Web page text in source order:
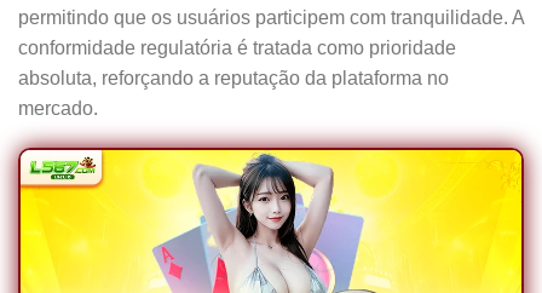
permitindo que os usuários participem com tranquilidade. A
conformidade regulatória é tratada como prioridade
absoluta, reforçando a reputação da plataforma no
mercado.